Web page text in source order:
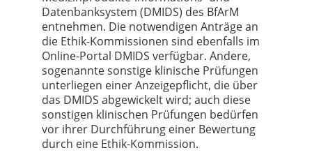
Datenbanksystem (DMIDS) des BfArM
entnehmen. Die notwendigen Anträge an
die Ethik-Kommissionen sind ebenfalls im
Online-Portal DMIDS verfügbar. Andere,
sogenannte sonstige klinische Prüfungen
unterliegen einer Anzeigepflicht, die über
das DMIDS abgewickelt wird; auch diese
sonstigen klinischen Prüfungen bedürfen
vor ihrer Durchführung einer Bewertung
durch eine Ethik-Kommission.